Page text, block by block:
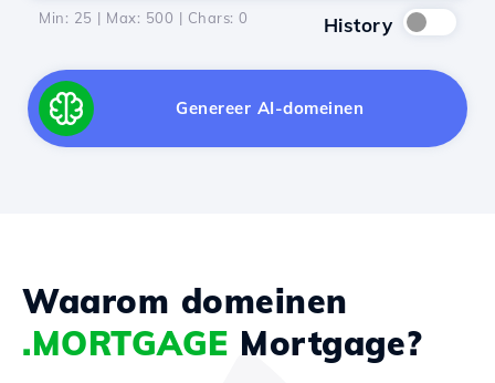
Min: 25 | Max: 500 | Chars: 0 History
Genereer AI-domeinen
Waarom domeinen
.MORTGAGE Mortgage?